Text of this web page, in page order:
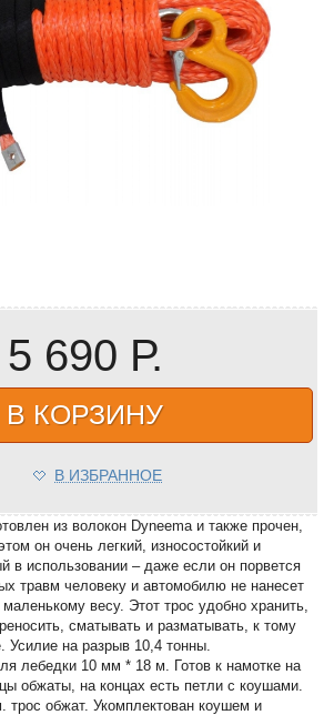
5 690 Р.
В КОРЗИНУ
В ИЗБРАННОЕ
из волокон Dyneema и также прочен,
он очень легкий, износостойкий и
в использовании – даже если он порвется
травм человеку и автомобилю не нанесет
весу. Этот трос удобно хранить,
сматывать и разматывать, к тому
Усилие на разрыв 10,4 тонны.
лебедки 10 мм * 18 м. Готов к намотке на
обжаты, на концах есть петли с коушами.
трос обжат. Укомплектован коушем и